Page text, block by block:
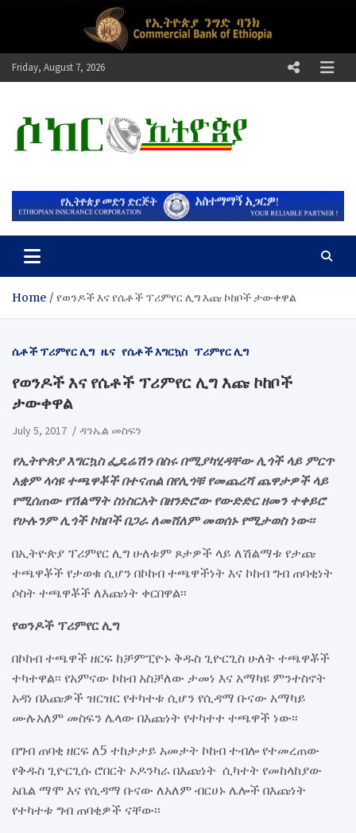
Friday, August 7, 2026
ሶከር ኢትዮጵያ
Home የወንዶች እና የሴቶች ፕሪምየር ሊግ እጩ ኮከቦች ታውቀዋል
ሴቶች ፕሪምየር ሊግ ዜና የሴቶች እግርኳስ ፕሪምየር ሊግ
የወንዶች እና የሴቶች ፕሪምየር ሊግ እጩ ኮከቦች
ታውቀዋል
July 5, 2017 ዳንኤል መስፍን
የኢትዮጵያ እግርኳስ ፌዴሬሽን በስሩ በሚያካሂዳቸው ሊጎች ላይ ምርጥ
አቋም ላሳዩ ተጫዋቾች በተናጠል በየሊጎቹ የመጨረሻ ጨዋታዎች ላይ
የሚሰጠው የሽልማት ስነስርአት በዘንድሮው የውድድር ዘመን ተቀይሮ
የሁሉንም ሊጎች ኮከቦች በጋራ ለመሸለም መወሰኑ የሚታወስ ነው፡፡
በኢትዮጵያ ፕሪምየር ሊግ ሁለቱም ጾታዎች ላይ ለሽልማቱ የታጩ
ተጫዋቾች የታወቁ ሲሆን በኮከብ ተጫዋችነት እና ኮከብ ግብ ጠባቂነት
ሶስት ተጫዋቾች ለእጩነት ቀርበዋል፡፡
የወንዶች ፕሪምየር ሊግ
በኮከብ ተጫዋች ዘርፍ ከቻምፒዮኑ ቅዱስ ጊዮርጊስ ሁለት ተጫዋቾች
ተካተዋል፡፡ የአምናው ኮከብ አስቻለው ታመነ እና አማካዩ ምንተስኖት
አዳነ በእጩዎች ዝርዝር የተካተቱ ሲሆን የሲዳማ ቡናው አማካይ
ሙሉአለም መስፍን ሌላው በእጩነት የተካተተ ተጫዋች ነው፡፡
በግብ ጠባቂ ዘርፍ ለ5 ተከታታይ አመታት ኮከብ ተብሎ የተመረጠው
የቅዱስ ጊዮርጊሱ ሮበርት ኦዶንካራ በእጩነት ሲካተት የመከላከያው
አቤል ማሞ እና የሲዳማ ቡናው ለአለም ብርሀኑ ሌሎች በእጩነት
የተካተቱ ግብ ጠባቂዎች ናቸው፡፡